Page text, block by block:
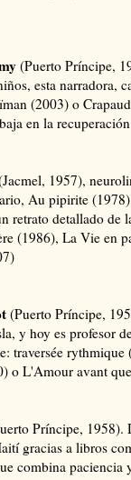
(Puerto Príncipe,
esta narradora,
(2003) o
en la
1957),
Au pipirite
retrato detallado de
(1986), La Vie en
(Puerto Príncipe,
y hoy es profesor
traversée
o L'Amour avant
Príncipe, 1958).
gracias a libros
combina paciencia